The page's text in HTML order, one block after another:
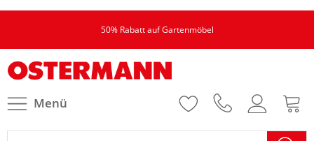
50% Rabatt auf Gartenmöbel
Menü